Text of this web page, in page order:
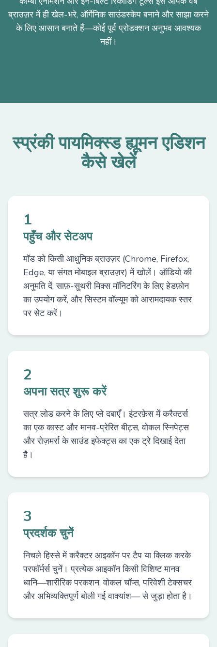
ब्राउज़र में ही खेल-भरे, ऑर्गेनिक साउंडस्केप बनाने और साझा करने
के लिए आसान बनाते हैं—कोई पूर्व प्रोडक्शन अनुभव आवश्यक
नहीं।
स्प्रंकी पायमिक्स्ड ह्यूमन एडिशन
कैसे खेलें
1
पहुँच और सेटअप
मॉड को किसी आधुनिक ब्राउज़र (Chrome, Firefox,
Edge, या संगत मोबाइल ब्राउज़र) में खोलें। ऑडियो की
अनुमति दें, साफ़-सुथरी मिक्स मॉनिटरिंग के लिए हेडफ़ोन
का उपयोग करें, और सिस्टम वॉल्यूम को आरामदायक स्तर
पर सेट करें।
2
अपना सत्र शुरू करें
सत्र लोड करने के लिए प्ले दबाएँ। इंटरफ़ेस में करैक्टर्स
का एक कास्ट और मानव-प्रेरित बीट्स, वोकल स्निपेट्स
और रोज़मर्रा के साउंड इफेक्ट्स का एक ट्रे दिखाई देता
है।
3
प्रदर्शक चुनें
निचले हिस्से में करैक्टर आइकॉन पर टैप या क्लिक करके
परफॉर्मर्स चुनें। प्रत्येक आइकॉन किसी विशिष्ट मानव
ध्वनि—शारीरिक परकशन, वोकल चॉप्स, परिवेशी टेक्सचर
और अभिव्यक्तिपूर्ण बोली गई वाक्यांश— से जुड़ा होता है।